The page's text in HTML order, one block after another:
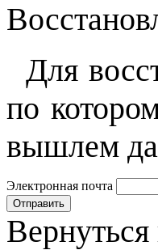
Для
по
вышлем
Электронная почта
Вернуться